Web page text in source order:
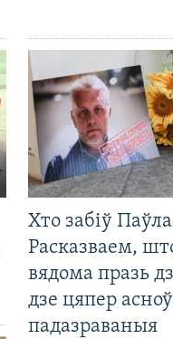
Хто забіў
Расказваем,
вядома празь
дзе цяпер
падазраваныя